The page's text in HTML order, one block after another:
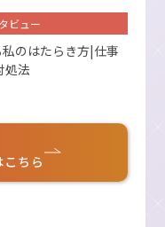
ビュー
のはたらき方|仕事
処法
ちら